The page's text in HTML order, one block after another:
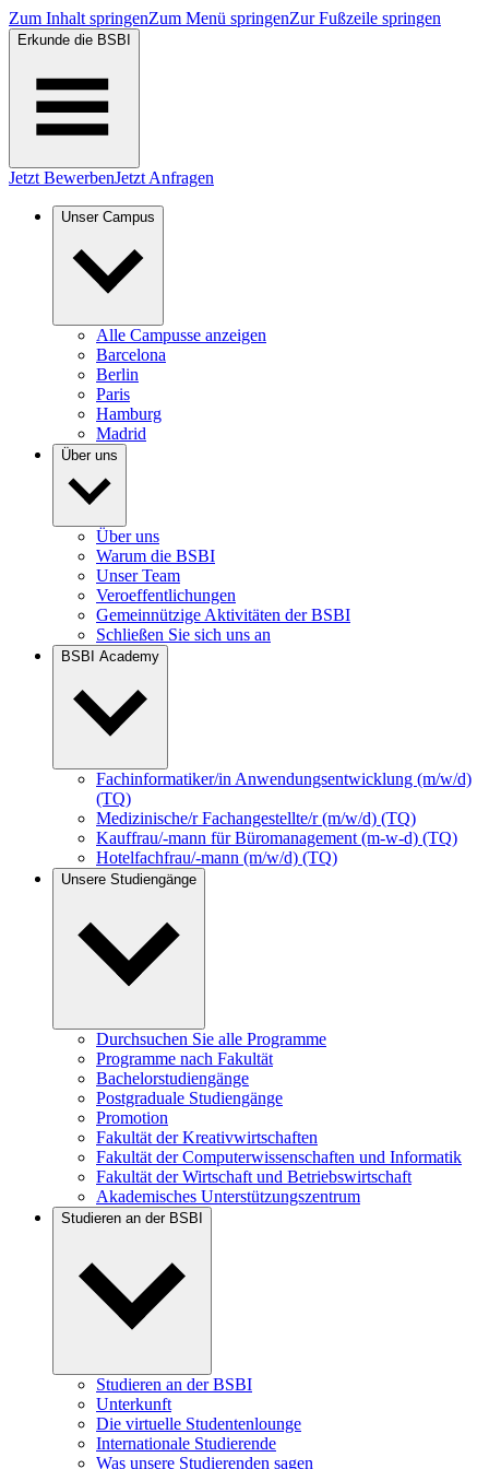
Zum Inhalt springenZum Menü springenZur Fußzeile springen
Erkunde die BSBI
Jetzt BewerbenJetzt Anfragen
Unser Campus
Alle Campusse anzeigen
Barcelona
Berlin
Paris
Hamburg
Madrid
Über uns
Über uns
Warum die BSBI
Unser Team
Veroeffentlichungen
Gemeinnützige Aktivitäten der BSBI
Schließen Sie sich uns an
BSBI Academy
Fachinformatiker/in Anwendungsentwicklung (m/w/d)
(TQ)
Medizinische/r Fachangestellte/r (m/w/d) (TQ)
Kauffrau/-mann für Büromanagement (m-w-d) (TQ)
Hotelfachfrau/-mann (m/w/d) (TQ)
Unsere Studiengänge
Durchsuchen Sie alle Programme
Programme nach Fakultät
Bachelorstudiengänge
Postgraduale Studiengänge
Promotion
Fakultät der Kreativwirtschaften
Fakultät der Computerwissenschaften und Informatik
Fakultät der Wirtschaft und Betriebswirtschaft
Akademisches Unterstützungszentrum
Studieren an der BSBI
Studieren an der BSBI
Unterkunft
Die virtuelle Studentenlounge
Internationale Studierende
Was unsere Studierenden sagen